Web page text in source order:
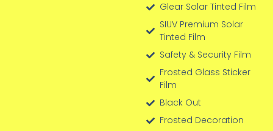
Glear Solar Tinted Film
SIUV Premium Solar
Tinted Film
Safety & Security Film
Frosted Glass Sticker
Film
Black Out
Frosted Decoration